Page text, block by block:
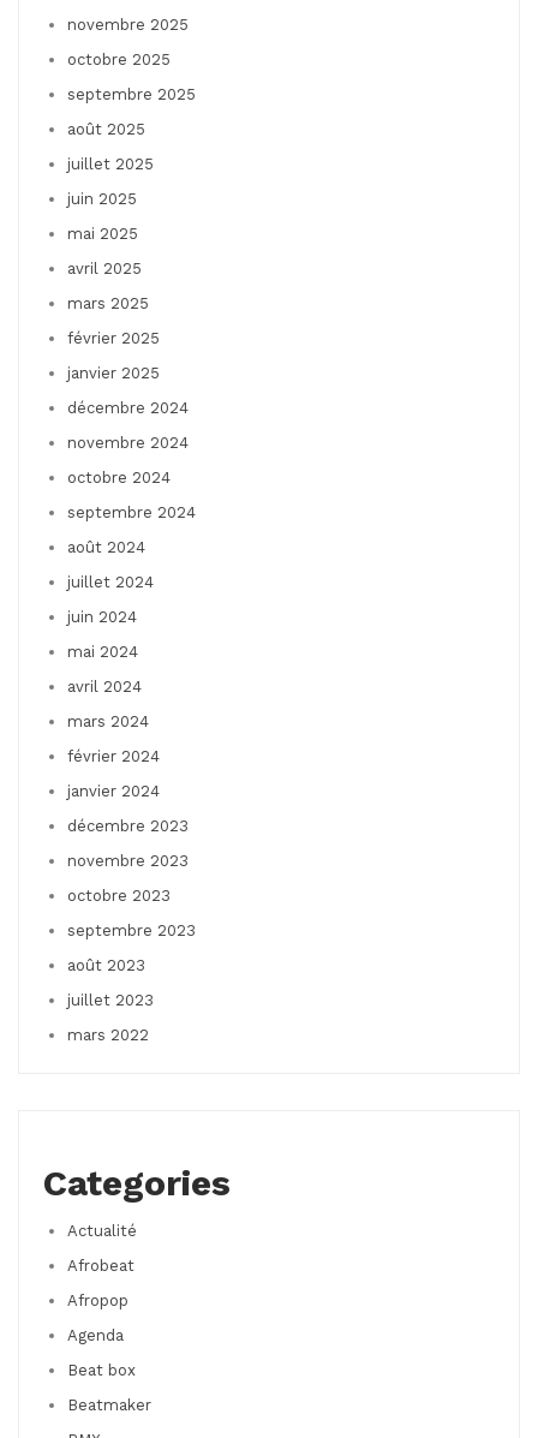
novembre 2025
octobre 2025
septembre 2025
août 2025
juillet 2025
juin 2025
mai 2025
avril 2025
mars 2025
février 2025
janvier 2025
décembre 2024
novembre 2024
octobre 2024
septembre 2024
août 2024
juillet 2024
juin 2024
mai 2024
avril 2024
mars 2024
février 2024
janvier 2024
décembre 2023
novembre 2023
octobre 2023
septembre 2023
août 2023
juillet 2023
mars 2022
Categories
Actualité
Afrobeat
Afropop
Agenda
Beat box
Beatmaker